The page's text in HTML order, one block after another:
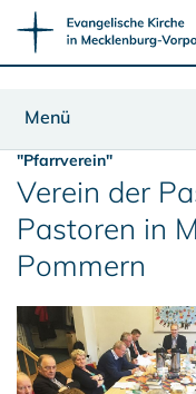
Menü
"Pfarrverein"
Verein der
Pastoren in
Pommern